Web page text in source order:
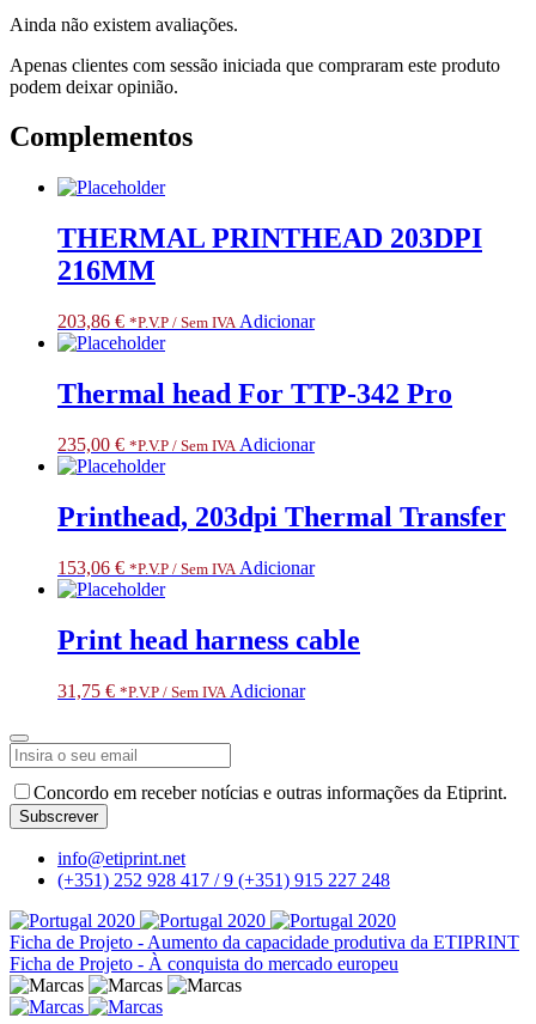
Ainda não existem avaliações.
Apenas clientes com sessão iniciada que compraram este produto
podem deixar opinião.
Complementos
THERMAL PRINTHEAD 203DPI
216MM
203,86 € *P.V.P / Sem IVA Adicionar
Thermal head For TTP-342 Pro
235,00 € *P.V.P / Sem IVA Adicionar
Printhead, 203dpi Thermal Transfer
153,06 € *P.V.P / Sem IVA Adicionar
Print head harness cable
31,75 € *P.V.P / Sem IVA Adicionar
Concordo em receber notícias e outras informações da Etiprint.
Subscrever
Address*
info@etiprint.net
(+351) 252 928 417 / 9 (+351) 915 227 248
Ficha de Projeto - Aumento da capacidade produtiva da ETIPRINT
Ficha de Projeto - À conquista do mercado europeu